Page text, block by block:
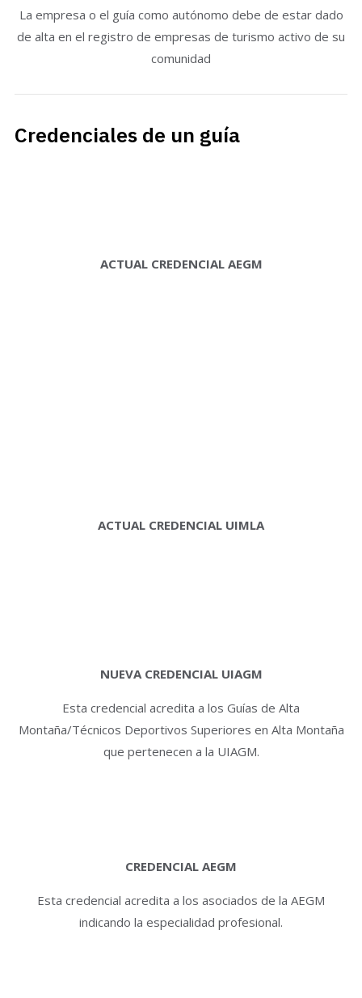
La empresa o el guía como autónomo debe de estar dado
de alta en el registro de empresas de turismo activo de su
comunidad
Credenciales de un guía
ACTUAL CREDENCIAL AEGM
ACTUAL CREDENCIAL UIMLA
NUEVA CREDENCIAL UIAGM
Esta credencial acredita a los Guías de Alta
Montaña/Técnicos Deportivos Superiores en Alta Montaña
que pertenecen a la UIAGM.
CREDENCIAL AEGM
Esta credencial acredita a los asociados de la AEGM
indicando la especialidad profesional.